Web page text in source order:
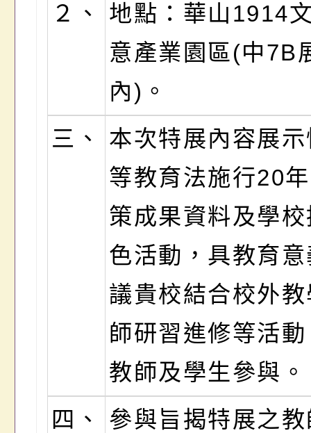
２、
地點：華山1914
意產業園區(中7B
內)。
三、
本次特展內容展
等教育法施行20
策成果資料及學
色活動，具教育
議貴校結合校外
師研習進修等活
教師及學生參與。
四、
參與旨揭特展之